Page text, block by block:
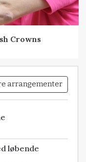
Crowns
arrangementer
løbende